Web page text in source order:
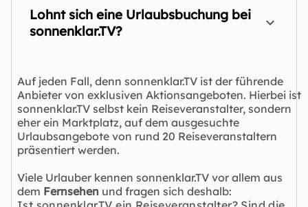
Lohnt sich eine Urlaubsbuchung bei
sonnenklar.TV?
Auf jeden Fall, denn sonnenklar.TV ist der führende
Anbieter von exklusiven Aktionsangeboten. Hierbei ist
sonnenklar.TV selbst kein Reiseveranstalter, sondern
eher ein Marktplatz, auf dem ausgesuchte
Urlaubsangebote von rund 20 Reiseveranstaltern
präsentiert werden.
Viele Urlauber kennen sonnenklar.TV vor allem aus
dem Fernsehen und fragen sich deshalb: